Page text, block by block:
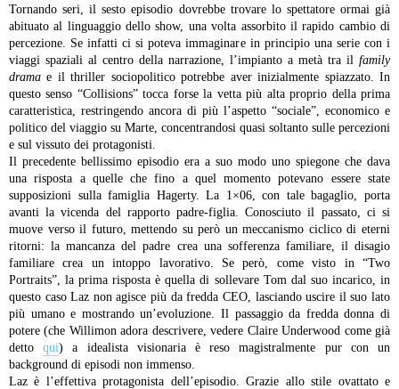
Tornando seri, il sesto episodio dovrebbe trovare lo spettatore ormai già
abituato al linguaggio dello show, una volta assorbito il rapido cambio di
percezione. Se infatti ci si poteva immaginare in principio una serie con i
viaggi spaziali al centro della narrazione, l’impianto a metà tra il family
drama e il thriller sociopolitico potrebbe aver inizialmente spiazzato. In
questo senso “Collisions” tocca forse la vetta più alta proprio della prima
caratteristica, restringendo ancora di più l’aspetto “sociale”, economico e
politico del viaggio su Marte, concentrandosi quasi soltanto sulle percezioni
e sul vissuto dei protagonisti.
Il precedente bellissimo episodio era a suo modo uno spiegone che dava
una risposta a quelle che fino a quel momento potevano essere state
supposizioni sulla famiglia Hagerty. La 1×06, con tale bagaglio, porta
avanti la vicenda del rapporto padre-figlia. Conosciuto il passato, ci si
muove verso il futuro, mettendo su però un meccanismo ciclico di eterni
ritorni: la mancanza del padre crea una sofferenza familiare, il disagio
familiare crea un intoppo lavorativo. Se però, come visto in “Two
Portraits”, la prima risposta è quella di sollevare Tom dal suo incarico, in
questo caso Laz non agisce più da fredda CEO, lasciando uscire il suo lato
più umano e mostrando un’evoluzione. Il passaggio da fredda donna di
potere (che Willimon adora descrivere, vedere Claire Underwood come già
dettoqui) a idealista visionaria è reso magistralmente pur con un
background di episodi non immenso.
Laz è l’effettiva protagonista dell’episodio. Grazie allo stile ovattato e